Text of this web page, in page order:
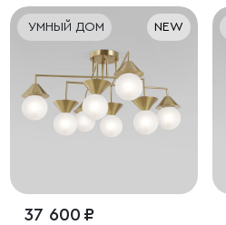
УМНЫЙ ДОМ NEW
37 600 ₽